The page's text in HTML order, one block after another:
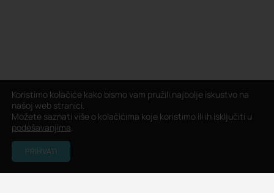
Koristimo kolačiće kako bismo vam pružili najbolje iskustvo na
našoj web stranici.
Možete saznati više o kolačićima koje koristimo ili ih isključiti u
podešavanjima.
PRIHVATI